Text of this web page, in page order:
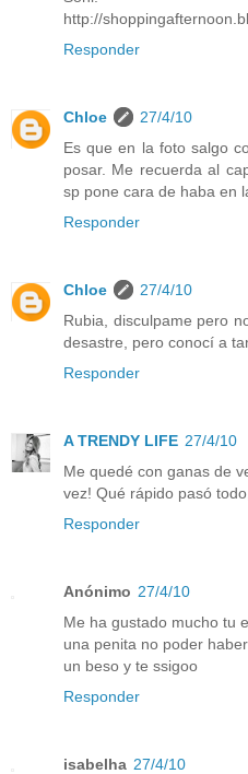
http://
Responder
Chloe
27/4/10
Es que en la foto salgo
posar. Me recuerda al
sp pone cara de haba en
Responder
Chloe
27/4/10
Rubia, disculpame pero
desastre, pero conocí a
Responder
A TRENDY LIFE 27/4/10
Me quedé con ganas de
vez! Qué rápido pasó
Responder
Anónimo 27/4/10
Me ha gustado mucho tu
una penita no poder
un beso y te ssigoo
Responder
isabelha 27/4/10